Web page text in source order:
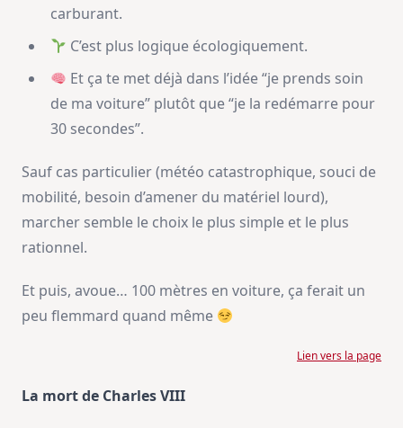
carburant.
C’est plus logique écologiquement.
Et ça te met déjà dans l’idée “je prends soin
de ma voiture” plutôt que “je la redémarre pour
30 secondes”.
Sauf cas particulier (météo catastrophique, souci de
mobilité, besoin d’amener du matériel lourd),
marcher semble le choix le plus simple et le plus
rationnel.
Et puis, avoue… 100 mètres en voiture, ça ferait un
peu flemmard quand même
Lien vers la page
La mort de Charles VIII